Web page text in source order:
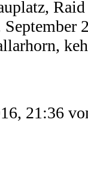
21:36